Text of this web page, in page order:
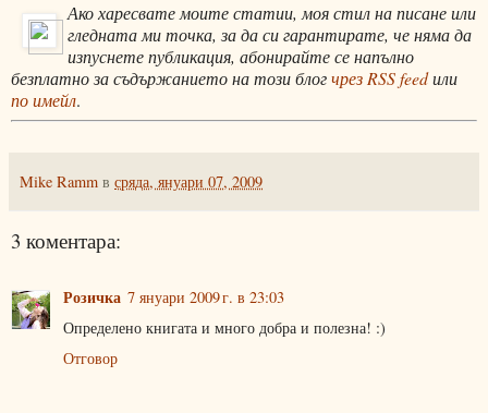
Ако харесвате моите статии, моя стил на писане или
гледната ми точка, за да си гарантирате, че няма да
изпуснете публикация, абонирайте се напълно
безплатно за съдържанието на този блогчрез RSS feedили
по имейл.
Mike Ramm в сряда, януари 07, 2009
3 коментара:
Розичка 7 януари 2009 г. в 23:03
Определено книгата и много добра и полезна! :)
Отговор